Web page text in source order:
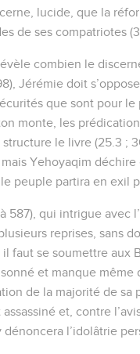
lucide, que la
de ses compatriotes
combien le
Jérémie doit
que sont pour
monte, les
le livre (25.3 ;
Yehoyaqim
peuple partira en exil
587), qui intrigue avec
reprises, sans
faut se soumettre aux
et manque
de la majorité de
et, contre
l’idolâtrie